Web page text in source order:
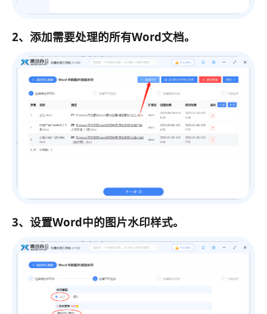
2、添加需要处理的所有Word文档。
3、设置Word中的图片水印样式。